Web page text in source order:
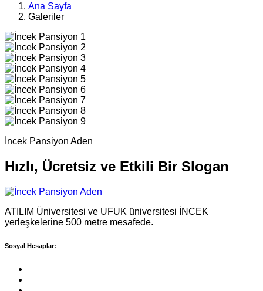
Ana Sayfa
Galeriler
İncek Pansiyon Aden
Hızlı, Ücretsiz ve Etkili Bir Slogan
ATILIM Üniversitesi ve UFUK üniversitesi İNCEK
yerleşkelerine 500 metre mesafede.
Sosyal Hesaplar: